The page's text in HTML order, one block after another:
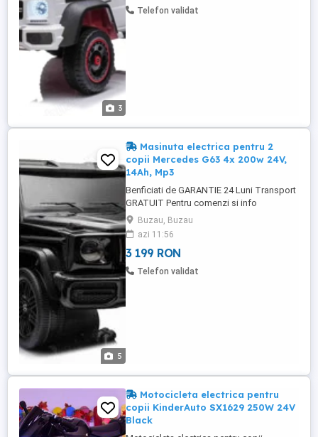
3
ecologica, confortabil pentru 1 copil 6
Telefon validat
5
Masinuta electrica pentru 2
copii Mercedes G63 4x 200w 24V,
14Ah, Mp3
Benficiati de GARANTIE 24 Luni Transport
GRATUIT Pentru comenzi si info
contactati-ne Masinuta electrica pentru 2
copii Mercedes G63 4x 200w 24V, 14Ah,
Mp3 Mp3 player cu multiple functii: RADIO,
afisaj voltaj baterie, control volum
Conexiune Mp3 prin port USB, slot Card
Buzau, Buzau
azi 11:56
3 199 RON
Telefon validat
Motocicleta electrica pentru
copii KinderAuto SX1629 250W 24V
Black